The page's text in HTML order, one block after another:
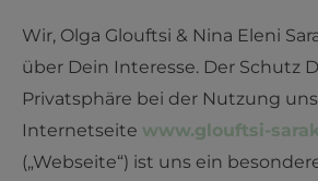
Wir, Olga Glouftsi & Nina Eleni
über Dein Interesse. Der Schutz
Privatsphäre bei der Nutzung
Internetseite www.glouftsi-
(„Webseite“) ist uns ein